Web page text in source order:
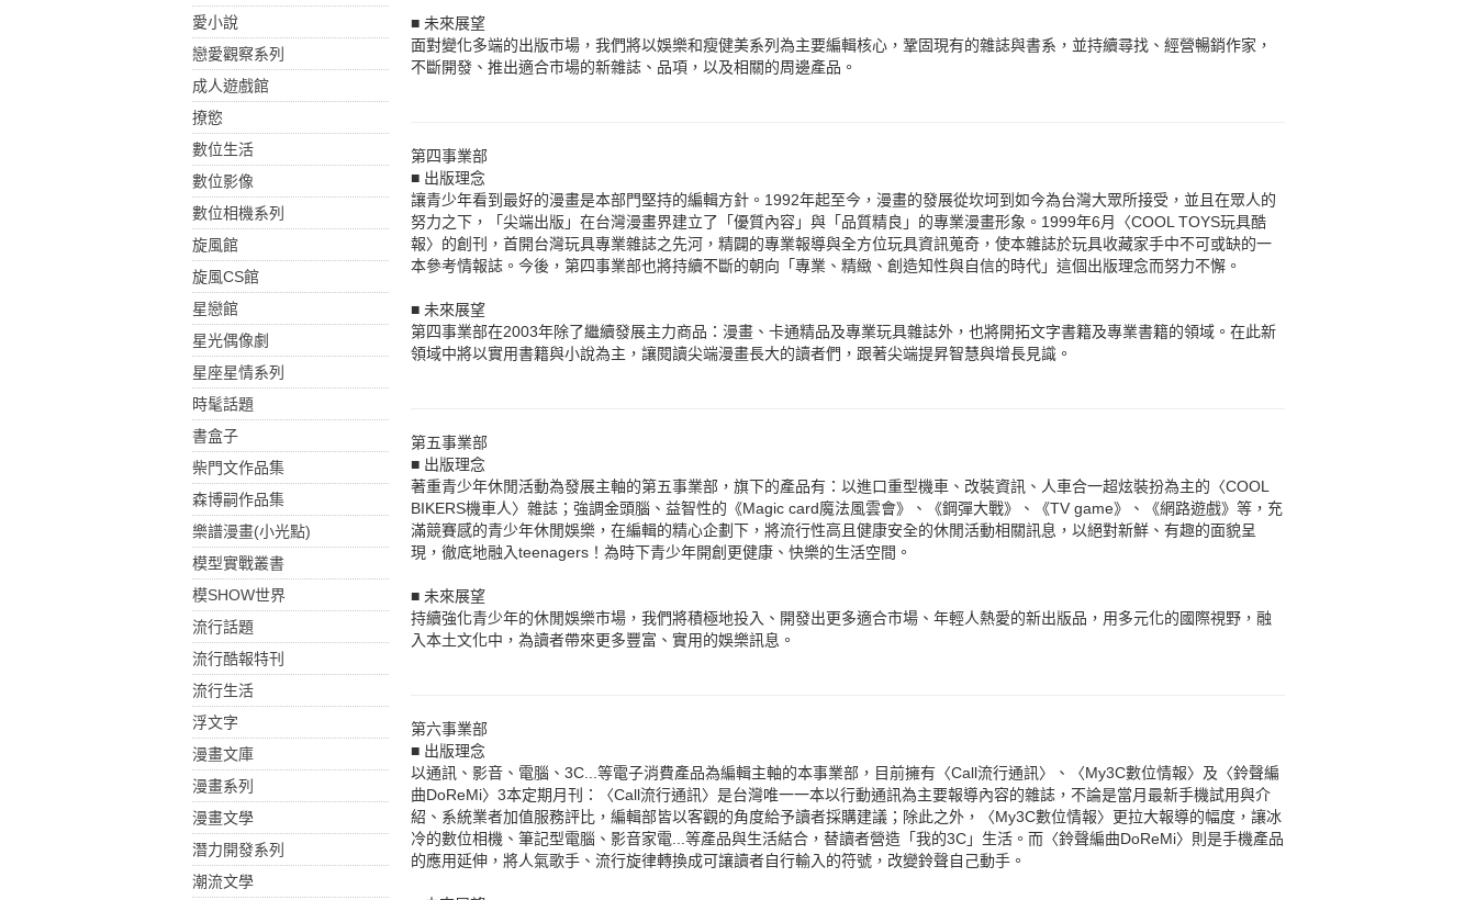
愛小說
戀愛觀察系列
成人遊戲館
撩慾
數位生活
數位影像
數位相機系列
旋風館
旋風CS館
星戀館
星光偶像劇
星座星情系列
時髦話題
書盒子
柴門文作品集
森博嗣作品集
樂譜漫畫(小光點)
模型實戰叢書
模SHOW世界
流行話題
流行酷報特刊
流行生活
浮文字
漫畫文庫
漫畫系列
漫畫文學
潛力開發系列
潮流文學
■ 未來展望
面對變化多端的出版市場，我們將以娛樂和瘦健美系列為主要編輯核心，鞏固現有的雜誌與書系，並持續尋找、經營暢銷作家，
不斷開發、推出適合市場的新雜誌、品項，以及相關的周邊產品。
第四事業部
■ 出版理念
讓青少年看到最好的漫畫是本部門堅持的編輯方針。1992年起至今，漫畫的發展從坎坷到如今為台灣大眾所接受，並且在眾人的
努力之下，「尖端出版」在台灣漫畫界建立了「優質內容」與「品質精良」的專業漫畫形象。1999年6月〈COOL TOYS玩具酷
報〉的創刊，首開台灣玩具專業雜誌之先河，精闢的專業報導與全方位玩具資訊蒐奇，使本雜誌於玩具收藏家手中不可或缺的一
本參考情報誌。今後，第四事業部也將持續不斷的朝向「專業、精緻、創造知性與自信的時代」這個出版理念而努力不懈。
■ 未來展望
第四事業部在2003年除了繼續發展主力商品：漫畫、卡通精品及專業玩具雜誌外，也將開拓文字書籍及專業書籍的領域。在此新
領域中將以實用書籍與小說為主，讓閱讀尖端漫畫長大的讀者們，跟著尖端提昇智慧與增長見識。
第五事業部
■ 出版理念
著重青少年休閒活動為發展主軸的第五事業部，旗下的產品有：以進口重型機車、改裝資訊、人車合一超炫裝扮為主的〈COOL
BIKERS機車人〉雜誌；強調金頭腦、益智性的《Magic card魔法風雲會》、《鋼彈大戰》、《TV game》、《網路遊戲》等，充
滿競賽感的青少年休閒娛樂，在編輯的精心企劃下，將流行性高且健康安全的休閒活動相關訊息，以絕對新鮮、有趣的面貌呈
現，徹底地融入teenagers！為時下青少年開創更健康、快樂的生活空間。
■ 未來展望
持續強化青少年的休閒娛樂市場，我們將積極地投入、開發出更多適合市場、年輕人熱愛的新出版品，用多元化的國際視野，融
入本土文化中，為讀者帶來更多豐富、實用的娛樂訊息。
第六事業部
■ 出版理念
以通訊、影音、電腦、3C...等電子消費產品為編輯主軸的本事業部，目前擁有〈Call流行通訊〉、〈My3C數位情報〉及〈鈴聲編
曲DoReMi〉3本定期月刊：〈Call流行通訊〉是台灣唯一一本以行動通訊為主要報導內容的雜誌，不論是當月最新手機試用與介
紹、系統業者加值服務評比，編輯部皆以客觀的角度給予讀者採購建議；除此之外，〈My3C數位情報〉更拉大報導的幅度，讓冰
冷的數位相機、筆記型電腦、影音家電...等產品與生活結合，替讀者營造「我的3C」生活。而〈鈴聲編曲DoReMi〉則是手機產品
的應用延伸，將人氣歌手、流行旋律轉換成可讓讀者自行輸入的符號，改變鈴聲自己動手。